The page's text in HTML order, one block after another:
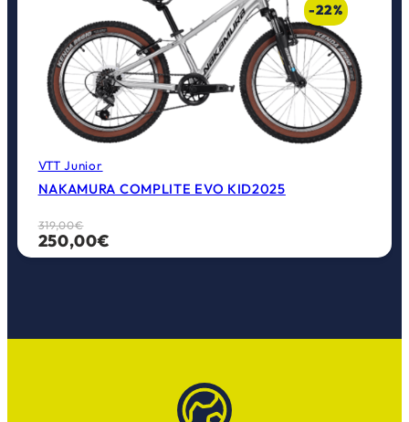
-22%
VTT Junior
NAKAMURA COMPLITE EVO KID2025
319,00€
Le
prix
250,00€
Le
prix